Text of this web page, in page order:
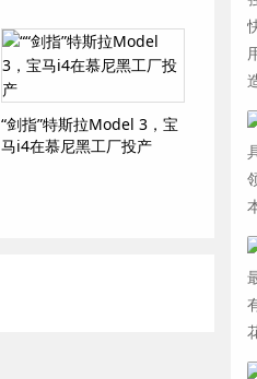
“剑指”特斯拉Model 3，宝
马i4在慕尼黑工厂投产